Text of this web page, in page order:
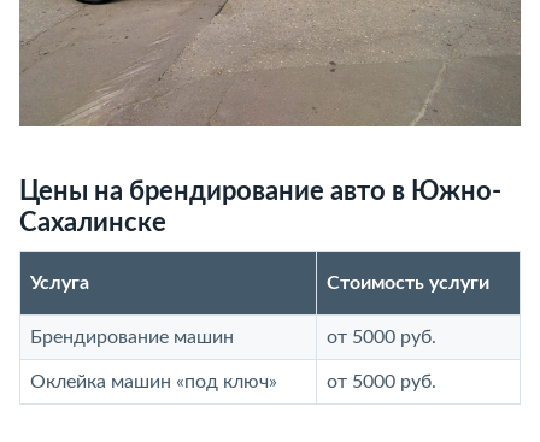
Цены на брендирование авто в Южно-
Сахалинске
Услуга Стоимость услуги
Брендирование машин от 5000 руб.
Оклейка машин «под ключ» от 5000 руб.